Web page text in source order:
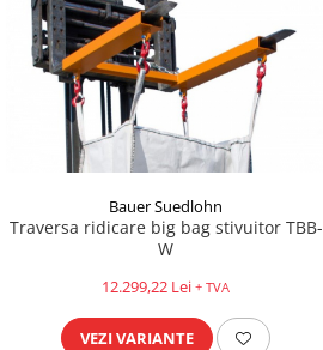
Bauer Suedlohn
Traversa ridicare big bag stivuitor TBB-
W
12.299,22 Lei + TVA
VEZI VARIANTE